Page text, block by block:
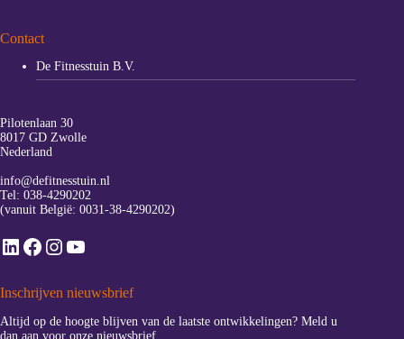
Contact
De Fitnesstuin B.V.
Pilotenlaan 30
8017 GD Zwolle
Nederland
info@defitnesstuin.nl
Tel: 038-4290202
(vanuit België: 0031-38-4290202)
LinkedIn
Facebook
Instagram
YouTube
Inschrijven nieuwsbrief
Altijd op de hoogte blijven van de laatste ontwikkelingen? Meld u
dan aan voor onze nieuwsbrief.